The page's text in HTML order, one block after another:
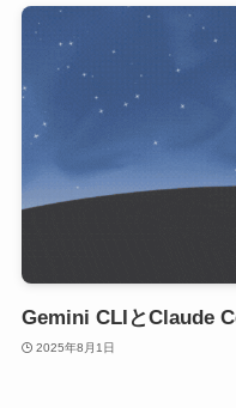
Gemini CLIとClaude
2025年8月1日